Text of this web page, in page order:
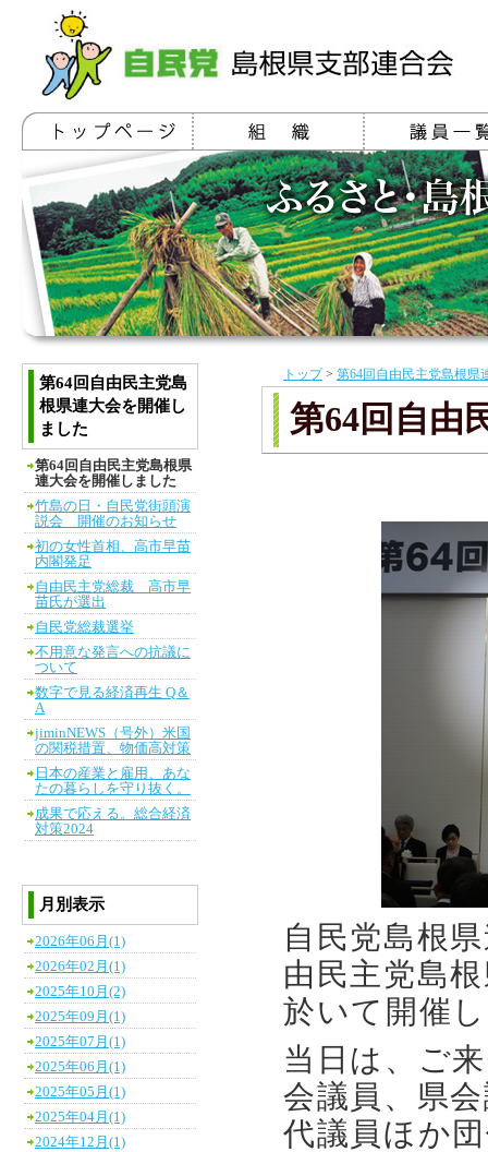
トップ> 第64回自由民主党島根県
第64回自由
自民党島根
由民主党島
於いて開催
当日は、ご
会議員、県
代議員ほか
第64回自由民主党島
根県連大会を開催し
ました
第64回自由民主党島根県
連大会を開催しました
竹島の日・自民党街頭演
説会 開催のお知らせ
初の女性首相、高市早苗
内閣発足
自由民主党総裁 高市早
苗氏が選出
自民党総裁選挙
不用意な発言への抗議に
ついて
数字で見る経済再生 Q＆
A
jiminNEWS（号外）米国
の関税措置、物価高対策
日本の産業と雇用、あな
たの暮らしを守り抜く。
成果で応える。総合経済
対策2024
月別表示
2026年06月(1)
2026年02月(1)
2025年10月(2)
2025年09月(1)
2025年07月(1)
2025年06月(1)
2025年05月(1)
2025年04月(1)
2024年12月(1)